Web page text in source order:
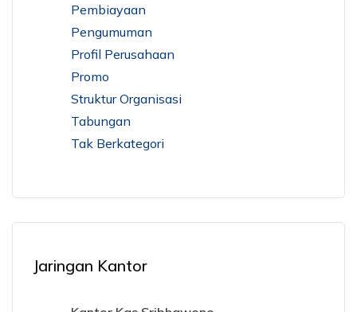
Pembiayaan
Pengumuman
Profil Perusahaan
Promo
Struktur Organisasi
Tabungan
Tak Berkategori
Jaringan Kantor